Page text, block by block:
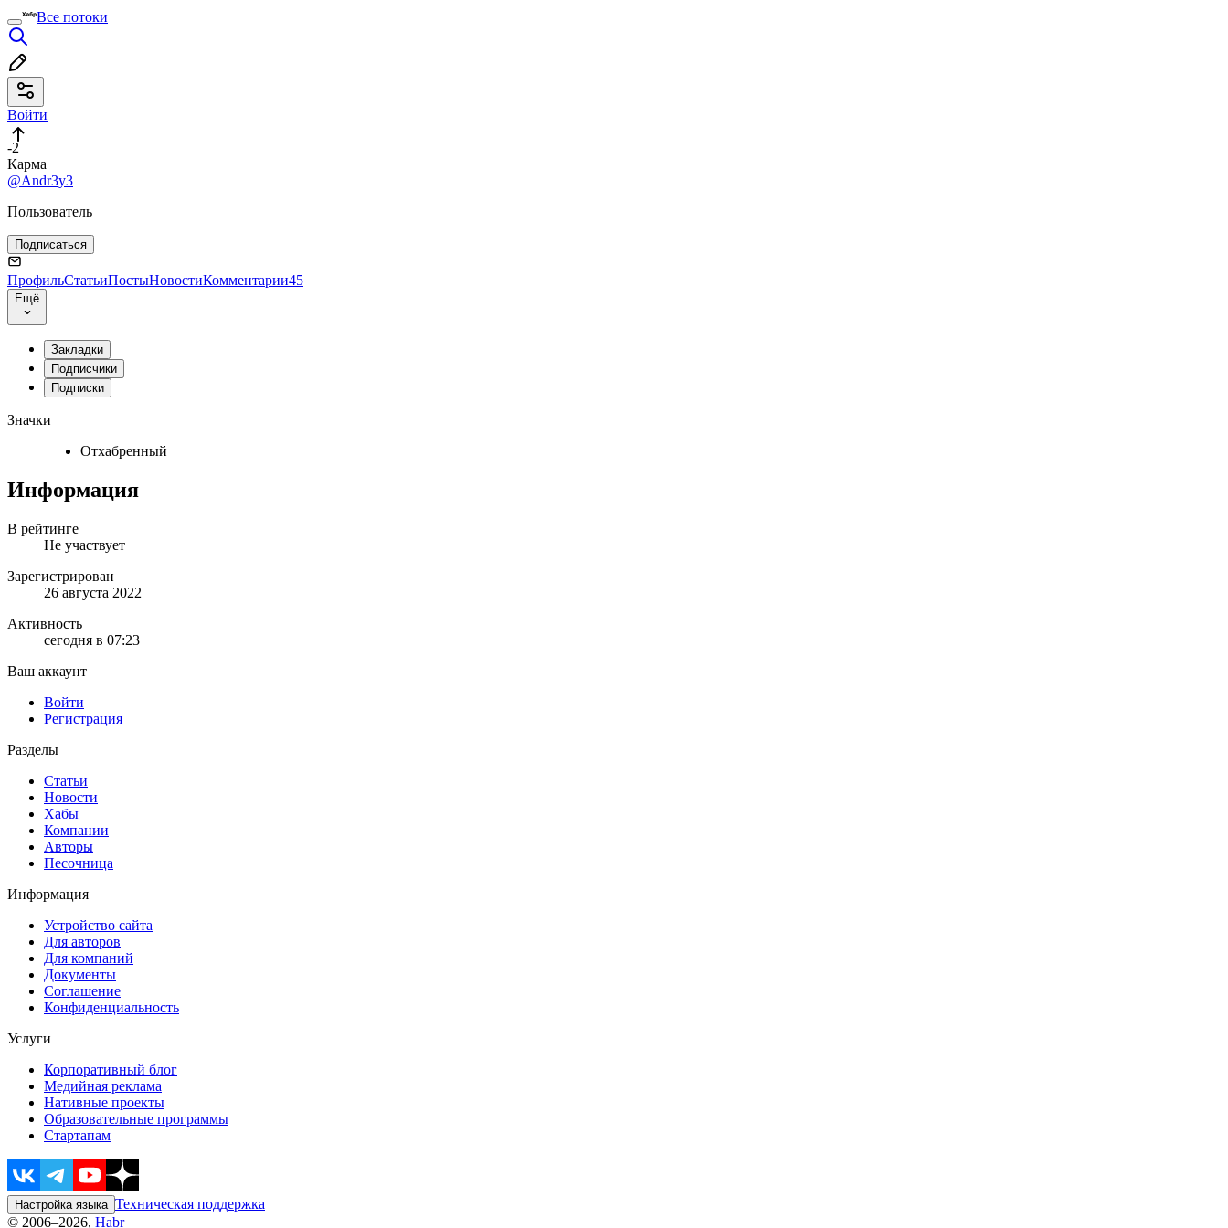
Все потоки
Войти
-2
Карма
@Andr3y3
Пользователь
Подписаться
ПрофильСтатьиПостыНовостиКомментарии45
Ещё
Закладки
Подписчики
Подписки
Значки
Отхабренный
Информация
В рейтинге
Не участвует
Зарегистрирован
26 августа 2022
Активность
сегодня в 07:23
Ваш аккаунт
Войти
Регистрация
Разделы
Статьи
Новости
Хабы
Компании
Авторы
Песочница
Информация
Устройство сайта
Для авторов
Для компаний
Документы
Соглашение
Конфиденциальность
Услуги
Корпоративный блог
Медийная реклама
Нативные проекты
Образовательные программы
Стартапам
Настройка языка Техническая поддержка
© 2006–2026, Habr